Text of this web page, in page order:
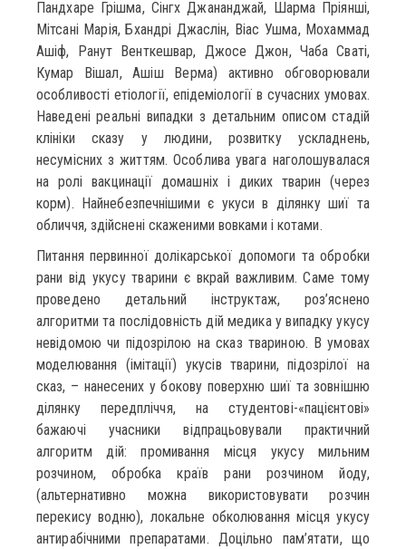
Пандхаре Грішма, Сінгх Джананджай, Шарма Пріянші,
Мітсані Марія, Бхандрі Джаслін, Віас Ушма, Мохаммад
Ашіф, Ранут Венткешвар, Джосе Джон, Чаба Сваті,
Кумар Вішал, Ашіш Верма) активно обговорювали
особливості етіології, епідеміології в сучасних умовах.
Наведені реальні випадки з детальним описом стадій
клініки сказу у людини, розвитку ускладнень,
несумісних з життям. Особлива увага наголошувалася
на ролі вакцинації домашніх і диких тварин (через
корм). Найнебезпечнішими є укуси в ділянку шиї та
обличчя, здійснені скаженими вовками і котами.
Питання первинної долікарської допомоги та обробки
рани від укусу тварини є вкрай важливим. Саме тому
проведено детальний інструктаж, роз’яснено
алгоритми та послідовність дій медика у випадку укусу
невідомою чи підозрілою на сказ твариною. В умовах
моделювання (імітації) укусів тварини, підозрілої на
сказ, – нанесених у бокову поверхню шиї та зовнішню
ділянку передпліччя, на студентові-«пацієнтові»
бажаючі учасники відпрацьовували практичний
алгоритм дій: промивання місця укусу мильним
розчином, обробка країв рани розчином йоду,
(альтернативно можна використовувати розчин
перекису водню), локальне обколювання місця укусу
антирабічними препаратами. Доцільно пам’ятати, що